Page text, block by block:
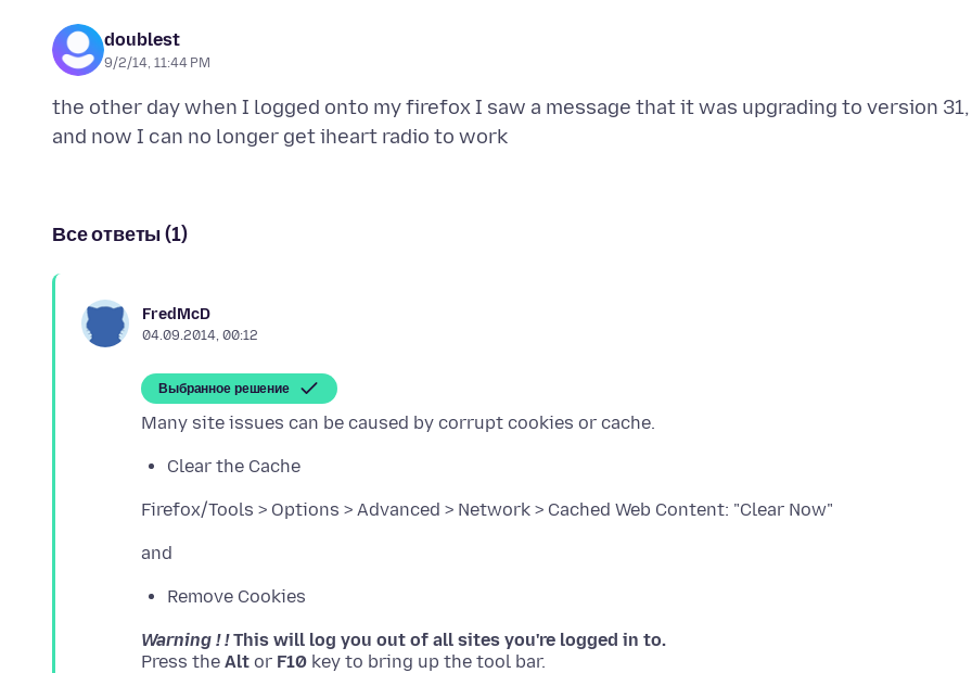
doublest
9/2/14, 11:44 PM
the other day when I logged onto my firefox I saw a message that it was upgrading to version 31,
Все ответы (1)
FredMcD
04.09.2014, 00:12
Выбранное решение
Clear the Cache
Remove Cookies
Warning ! !This will log you out of all sites you're logged in to.
Press the Alt or F10 key to bring up the tool bar.